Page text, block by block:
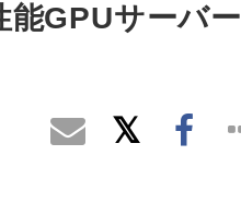
GPUサーバー